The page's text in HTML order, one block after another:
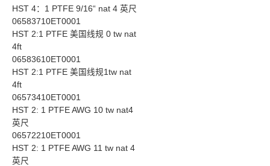
HST 4：1 PTFE 9/16“ nat 4 英尺
06583710ET0001
HST 2:1 PTFE 美国线规 0 tw nat
4ft
06583610ET0001
HST 2:1 PTFE 美国线规1tw nat
4ft
06573410ET0001
HST 2: 1 PTFE AWG 10 tw nat4
英尺
06572210ET0001
HST 2: 1 PTFE AWG 11 tw nat 4
英尺